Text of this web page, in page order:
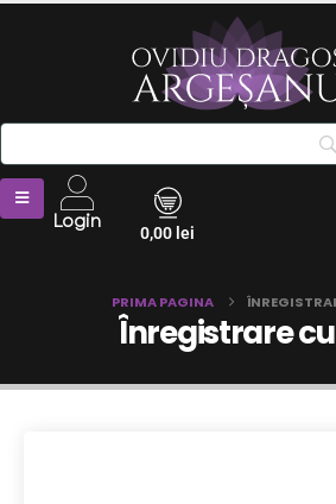
Login 0,00 lei
PRIMA PAGINA
Înregistrare